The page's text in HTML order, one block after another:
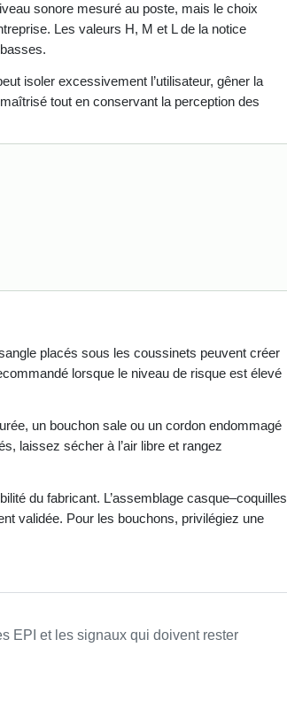
sonore mesuré au poste, mais le choix
Les valeurs H, M et L de la notice
isoler excessivement l’utilisateur, gêner la
tout en conservant la perception des
placés sous les coussinets peuvent créer
lorsque le niveau de risque est élevé
un bouchon sale ou un cordon endommagé
laissez sécher à l’air libre et rangez
du fabricant. L’assemblage casque–coquilles
validée. Pour les bouchons, privilégiez une
EPI et les signaux qui doivent rester